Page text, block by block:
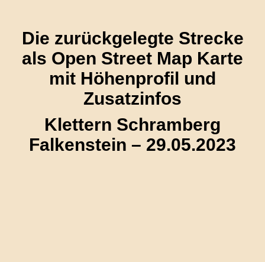
Die zurückgelegte Strecke
als Open Street Map Karte
mit Höhenprofil und
Zusatzinfos
Klettern Schramberg
Falkenstein – 29.05.2023